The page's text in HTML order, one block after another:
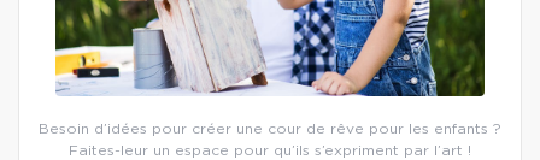
Besoin d’idées pour créer une cour de rêve pour les enfants ?
Faites-leur un espace pour qu’ils s’expriment par l’art !